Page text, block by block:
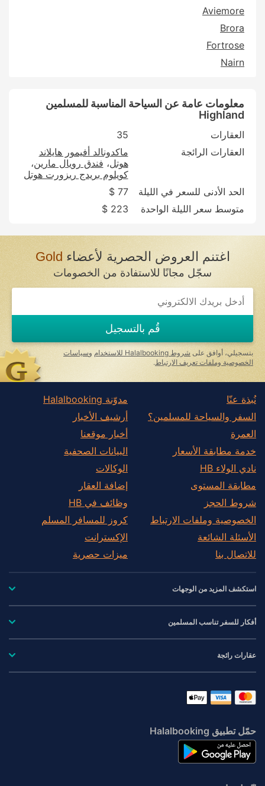
Aviemore
Brora
Fortrose
Nairn
معلومات عامة عن السياحة المناسبة للمسلمين
Highland
العقارات
35
العقارات الرائجة
ماكدونالد أفيمور هايلاند
هوتل فندق رويال مارين
كويلوم بريدج ريزورت هوتل
الحد الأدنى للسعر في الليلة
77 $
متوسط سعر الليلة الواحدة
223 $
اغتنم العروض الحصرية لأعضاءGold
سجّل مجانًا للاستفادة من الخصومات
If
you
ignore
this
field
قُم بالتسجيل
بتسجيلي، أوافق على شروط Halalbooking للاستخدام وسياسات
الخصوصية وملفات تعريف الارتباط .
نُبذة عنّا
السفر والسياحة للمسلمين؟
العمرة
خدمة مطابقة الأسعار
نادي الولاء HB
مطابقة المستوى
شروط الحجز
الخصوصية وملفات الارتباط
الأسئلة الشائعة
للاتصال بنا
مدوّنة Halalbooking
أرشيف الأخبار
أخبار موقعنا
البيانات الصحفية
الوكالات
إضافة العقار
وظائف في HB
كروز للمسافر المسلم
الإكسترانت
ميزات حصرية
استكشف المزيد من الوجهات
أفكار للسفر تناسب المسلمين
عقارات رائجة
حمّل تطبيق Halalbooking